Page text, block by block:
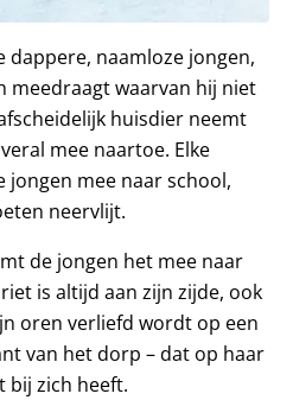
naamloze jongen,
meedraagt waarvan hij niet
huisdier neemt
mee naartoe. Elke
mee naar school,
neervlijt.
de jongen het mee naar
is altijd aan zijn zijde, ook
oren verliefd wordt op een
van het dorp – dat op haar
bij zich heeft.